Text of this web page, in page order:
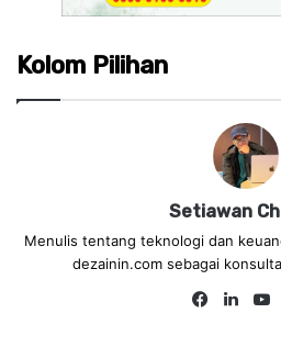
Kolom Pilihan
Setiawan
Menulis tentang teknologi dan
dezainin.com sebagai
Fa
Lin